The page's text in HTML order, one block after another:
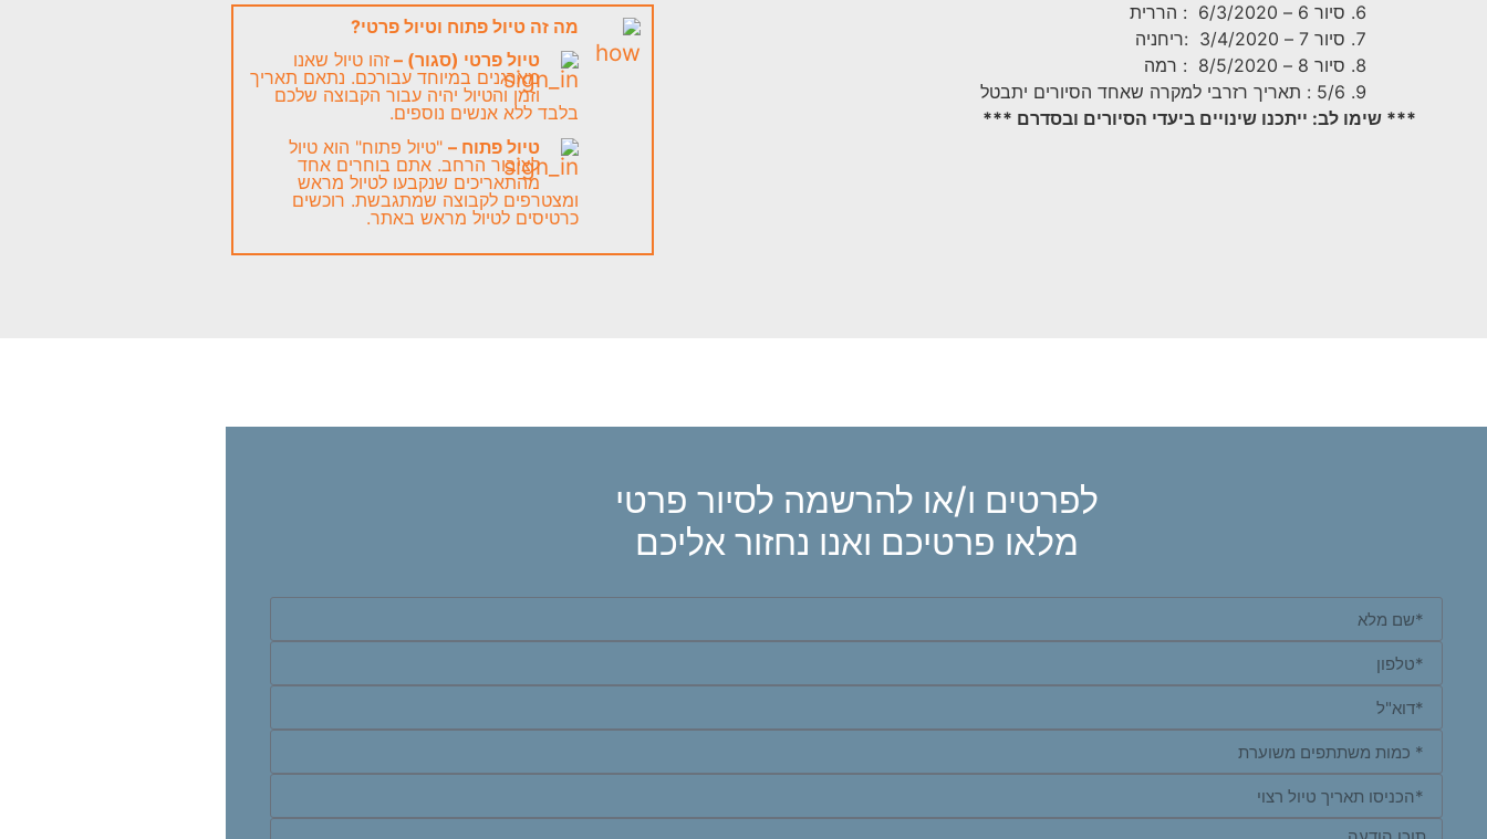
סיור 6 – 6/3/2020 : הררית
סיור 7 – 3/4/2020 :ריחניה
סיור 8 – 8/5/2020 : רמה
5/6 : תאריך רזרבי למקרה שאחד הסיורים יתבטל
*** שימו לב: ייתכנו שינויים ביעדי הסיורים ובסדרם ***
מה זה טיול פתוח וטיול פרטי?
טיול פרטי (סגור) – זהו טיול שאנו
מארגנים במיוחד עבורכם. נתאם תאריך
וזמן והטיול יהיה עבור הקבוצה שלכם
בלבד ללא אנשים נוספים.
טיול פתוח – "טיול פתוח" הוא טיול
לציבור הרחב. אתם בוחרים אחד
מהתאריכים שנקבעו לטיול מראש
ומצטרפים לקבוצה שמתגבשת. רוכשים
כרטיסים לטיול מראש באתר.
לפרטים ו/או להרשמה לסיור פרטי
מלאו פרטיכם ואנו נחזור אליכם